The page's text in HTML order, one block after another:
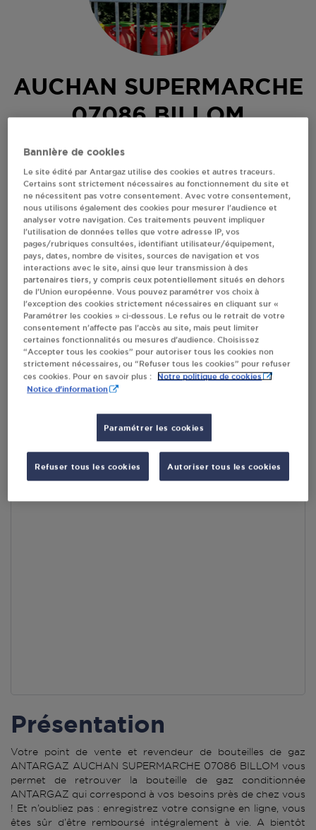
AUCHAN SUPERMARCHE
07086 BILLOM
PL JOSEPH CLAUSSAT
Revendeur de bouteilles de gaz
S'Y RENDRE
AFFICHER LE TÉLÉPHONE
RECEVOIR LES COORDONNÉES DU REVENDEUR
En cliquant sur « S’y rendre », j’autorise le traitement
d’informations (dont mon adresse IP) et leur transfert hors UE
par Google Maps afin d’afficher la carte.
En savoir plus
Accès
Présentation
Votre point de vente et revendeur de bouteilles de gaz
ANTARGAZ AUCHAN SUPERMARCHE 07086 BILLOM vous
permet de retrouver la bouteille de gaz conditionnée
ANTARGAZ qui correspond à vos besoins près de chez vous
! Et n’oubliez pas : enregistrez votre consigne en ligne, vous
êtes sûr d’être remboursé intégralement à vie. A bientôt
Bannière de cookies
Le site édité par Antargaz utilise des cookies et autres traceurs.
Certains sont strictement nécessaires au fonctionnement du site et
ne nécessitent pas votre consentement. Avec votre consentement,
nous utilisons également des cookies pour mesurer l’audience et
analyser votre navigation. Ces traitements peuvent impliquer
l’utilisation de données telles que votre adresse IP, vos
pages/rubriques consultées, identifiant utilisateur/équipement,
pays, dates, nombre de visites, sources de navigation et vos
interactions avec le site, ainsi que leur transmission à des
partenaires tiers, y compris ceux potentiellement situés en dehors
de l’Union européenne. Vous pouvez paramétrer vos choix à
l’exception des cookies strictement nécessaires en cliquant sur «
Paramétrer les cookies » ci-dessous. Le refus ou le retrait de votre
consentement n’affecte pas l’accès au site, mais peut limiter
certaines fonctionnalités ou mesures d’audience. Choisissez
“Accepter tous les cookies” pour autoriser tous les cookies non
strictement nécessaires, ou “Refuser tous les cookies” pour refuser
ces cookies. Pour en savoir plus :
Notre politique de cookies
Notice d'information
Paramétrer les cookies
Refuser tous les cookies Autoriser tous les cookies